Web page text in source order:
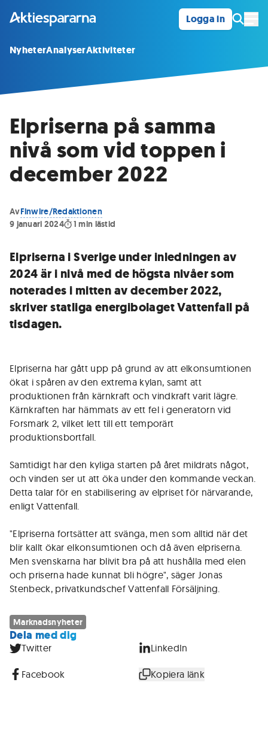
Logga in
NyheterAnalyserAktiviteter
Elpriserna på samma
nivå som vid toppen i
december 2022
AvFinwire/Redaktionen
9 januari 2024
1 min lästid
Elpriserna i Sverige under inledningen av
2024 är i nivå med de högsta nivåer som
noterades i mitten av december 2022,
skriver statliga energibolaget Vattenfall på
tisdagen.
Elpriserna har gått upp på grund av att elkonsumtionen
ökat i spåren av den extrema kylan, samt att
produktionen från kärnkraft och vindkraft varit lägre.
Kärnkraften har hämmats av ett fel i generatorn vid
Forsmark 2, vilket lett till ett temporärt
produktionsbortfall.
Samtidigt har den kyliga starten på året mildrats något,
och vinden ser ut att öka under den kommande veckan.
Detta talar för en stabilisering av elpriset för närvarande,
enligt Vattenfall.
"Elpriserna fortsätter att svänga, men som alltid när det
blir kallt ökar elkonsumtionen och då även elpriserna.
Men svenskarna har blivit bra på att hushålla med elen
och priserna hade kunnat bli högre", säger Jonas
Stenbeck, privatkundschef Vattenfall Försäljning.
Marknadsnyheter
Dela med dig
Twitter LinkedIn
Facebook Kopiera länk